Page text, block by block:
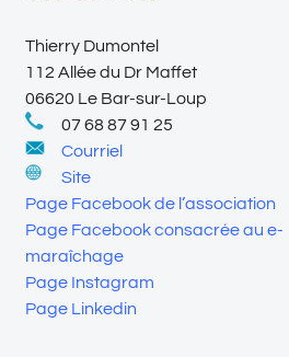
Thierry Dumontel
112 Allée du Dr Maffet
06620 Le Bar-sur-Loup
07 68 87 91 25
Courriel
Site
Page Facebook de l’association
Page Facebook consacrée au e-
maraîchage
Page Instagram
Page Linkedin